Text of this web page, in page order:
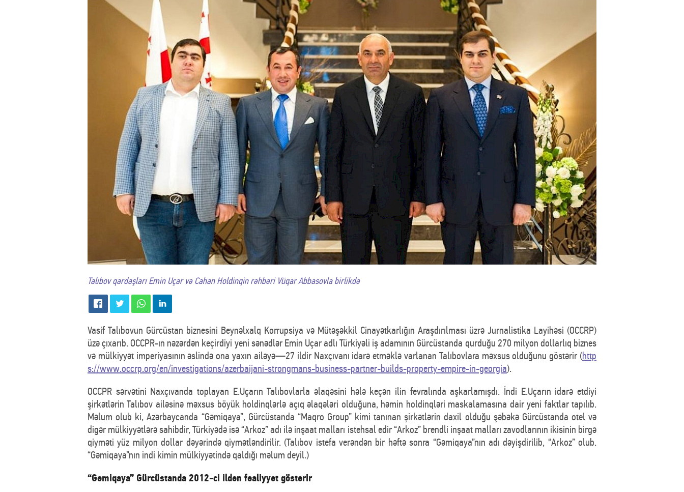
Talıbov qardaşları Emin Uçar və Cahan Holdinqin rəhbəri Vüqar Abbasovla birlikdə
Vasif Talıbovun Gürcüstan biznesini Beynəlxalq Korrupsiya və Mütəşəkkil Cinayətkarlığın Araşdırılması üzrə Jurnalistika Layihəsi (OCCRP)
üzə çıxarıb. OCCPR-ın nəzərdən keçirdiyi yeni sənədlər Emin Uçar adlı Türkiyəli iş adamının Gürcüstanda qurduğu 270 milyon dollarlıq biznes
və mülkiyyət imperiyasının əslində ona yaxın ailəyə—27 ildir Naxçıvanı idarə etməklə varlanan Talıbovlara məxsus olduğunu göstərir (http
s://www.occrp.org/en/investigations/azerbaijani-strongmans-business-partner-builds-property-empire-in-georgia).
OCCPR sərvətini Naxçıvanda toplayan E.Uçarın Talıbovlarla əlaqəsini hələ keçən ilin fevralında aşkarlamışdı. İndi E.Uçarın idarə etdiyi
şirkətlərin Talıbov ailəsinə məxsus böyük holdinqlərlə açıq əlaqələri olduğuna, həmin holdinqləri maskalamasına dair yeni faktlar tapılıb.
Məlum olub ki, Azərbaycanda “Gəmiqaya”, Gürcüstanda “Maqro Group” kimi tanınan şirkətlərin daxil olduğu şəbəkə Gürcüstanda otel və
digər mülkiyyətlərə sahibdir, Türkiyədə isə “Arkoz” adı ilə inşaat malları istehsal edir “Arkoz” brendli inşaat malları zavodlarının ikisinin birgə
qiyməti yüz milyon dollar dəyərində qiymətləndirilir. (Talıbov istefa verəndən bir həftə sonra “Gəmiqaya”nın adı dəyişdirilib, “Arkoz” olub.
“Gəmiqaya”nın indi kimin mülkiyyətində qaldığı məlum deyil.)
“Gəmiqaya” Gürcüstanda 2012-ci ildən fəaliyyət göstərir